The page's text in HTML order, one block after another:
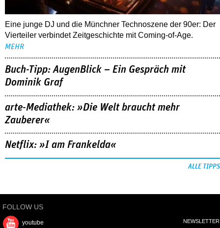
Eine junge DJ und die Münchner Technoszene der 90er: Der
Vierteiler verbindet Zeitgeschichte mit Coming-of-Age.
MEHR
Buch-Tipp: AugenBlick – Ein Gespräch mit
Dominik Graf
arte-Mediathek: »Die Welt braucht mehr
Zauberer«
Netflix: »I am Frankelda«
ALLE TIPPS
FOLLOW US
youtube NEWSLETTER